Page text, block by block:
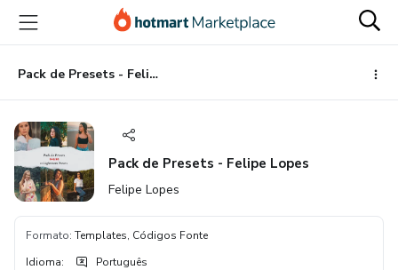
para
conteúdo
principal
para
pagamento
para
rodapé
Pack de Presets - Felipe Lopes
Pack de Presets - Felipe Lopes
Felipe Lopes
Formato: Templates, Códigos Fonte
Idioma: Português